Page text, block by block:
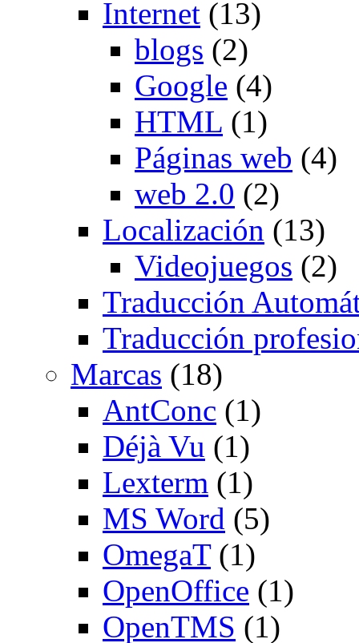
Internet (13)
blogs (2)
Google (4)
HTML (1)
Páginas web (4)
web 2.0 (2)
Localización (13)
Videojuegos (2)
Traducción
Traducción
Marcas (18)
AntConc (1)
Déjà Vu (1)
Lexterm (1)
MS Word (5)
OmegaT(1)
OpenOffice (1)
OpenTMS (1)